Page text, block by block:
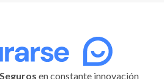
en constante innovación